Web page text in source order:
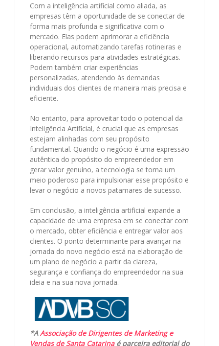
Com a inteligência artificial como aliada, as
empresas têm a oportunidade de se conectar de
forma mais profunda e significativa com o
mercado. Elas podem aprimorar a eficiência
operacional, automatizando tarefas rotineiras e
liberando recursos para atividades estratégicas.
Podem também criar experiências
personalizadas, atendendo às demandas
individuais dos clientes de maneira mais precisa e
eficiente.
No entanto, para aproveitar todo o potencial da
Inteligência Artificial, é crucial que as empresas
estejam alinhadas com seu propósito
fundamental. Quando o negócio é uma expressão
autêntica do propósito do empreendedor em
gerar valor genuíno, a tecnologia se torna um
meio poderoso para impulsionar esse propósito e
levar o negócio a novos patamares de sucesso.
Em conclusão, a inteligência artificial expande a
capacidade de uma empresa em se conectar com
o mercado, obter eficiência e entregar valor aos
clientes. O ponto determinante para avançar na
jornada do novo negócio está na elaboração de
um plano de negócio a partir da clareza,
segurança e confiança do empreendedor na sua
ideia e na sua nova jornada.
*AAssociação de Dirigentes de Marketing e
Vendas de Santa Catarinaé parceira editorial do